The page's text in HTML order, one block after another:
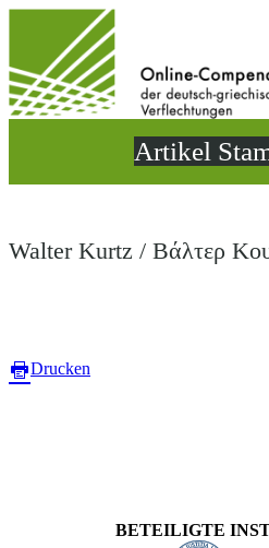
wechseln
Artikel
Walter Kurtz / Βάλτερ
Drucken
BETEILIGTE